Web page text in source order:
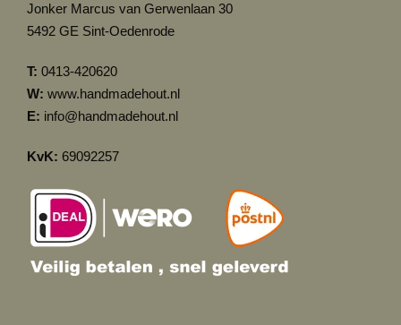
Jonker Marcus van Gerwenlaan 30
5492 GE Sint-Oedenrode
T: 0413-420620
W: www.handmadehout.nl
E: info@handmadehout.nl
KvK: 69092257